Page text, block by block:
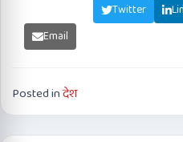
Twitter
Email
Posted inदेश